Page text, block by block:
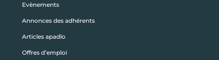
Evènements
Annonces des adhérents
Articles apadlo
Offres d’emploi